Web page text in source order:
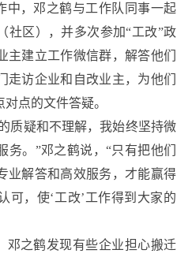
中，邓之鹤与工作队同事一起
社区），并多次参加“工改”政
主建立工作微信群，解答他们
走访企业和自改业主，为他们
点的文件答疑。
质疑和不理解，我始终坚持微
。”邓之鹤说，“只有把他们
业解答和高效服务，才能赢得
可，使‘工改’工作得到大家的
邓之鹤发现有些企业担心搬迁